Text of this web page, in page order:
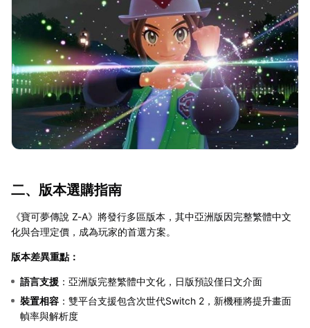
二、版本選購指南
《寶可夢傳說 Z-A》將發行多區版本，其中亞洲版因完整繁體中文
化與合理定價，成為玩家的首選方案。
版本差異重點：
語言支援 ：亞洲版完整繁體中文化，日版預設僅日文介面
裝置相容 ：雙平台支援包含次世代Switch 2，新機種將提升畫面
幀率與解析度